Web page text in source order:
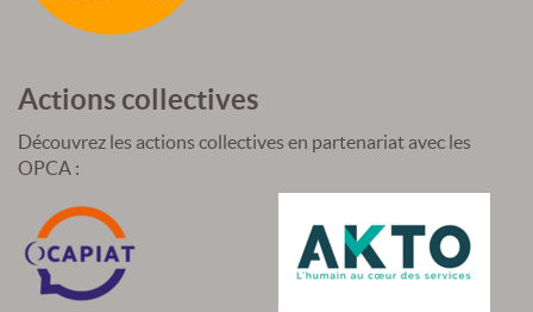
Actions collectives
Découvrez les actions collectives en partenariat avec les
OPCA :